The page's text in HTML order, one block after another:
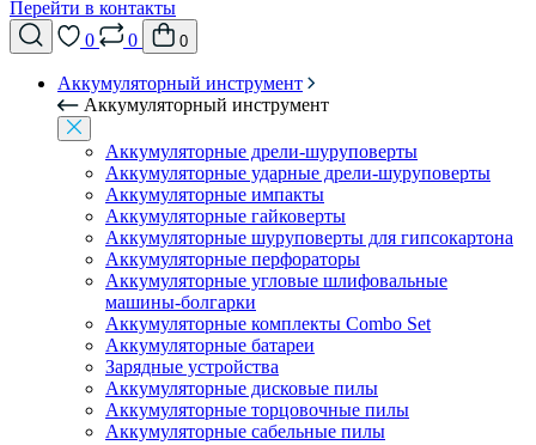
Перейти в контакты
0
0 0
Аккумуляторный инструмент
Аккумуляторный инструмент
Аккумуляторные дрели-шуруповерты
Аккумуляторные ударные дрели-шуруповерты
Аккумуляторные импакты
Аккумуляторные гайковерты
Аккумуляторные шуруповерты для гипсокартона
Аккумуляторные перфораторы
Аккумуляторные угловые шлифовальные
машины-болгарки
Аккумуляторные комплекты Combo Set
Аккумуляторные батареи
Зарядные устройства
Аккумуляторные дисковые пилы
Аккумуляторные торцовочные пилы
Аккумуляторные сабельные пилы